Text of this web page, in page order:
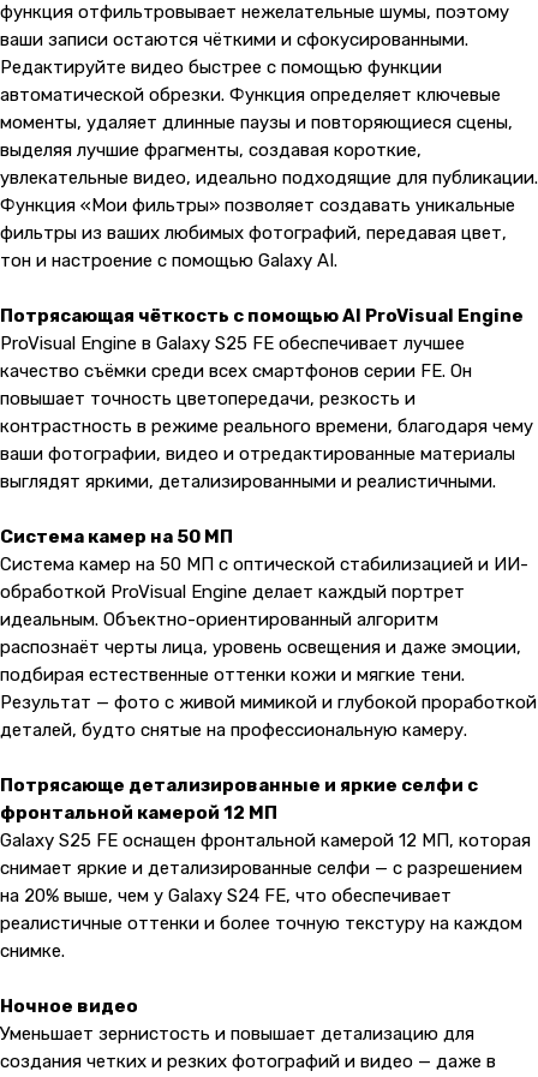
функция отфильтровывает нежелательные шумы, поэтому
ваши записи остаются чёткими и сфокусированными.
Редактируйте видео быстрее с помощью функции
автоматической обрезки. Функция определяет ключевые
моменты, удаляет длинные паузы и повторяющиеся сцены,
выделяя лучшие фрагменты, создавая короткие,
увлекательные видео, идеально подходящие для публикации.
Функция «Мои фильтры» позволяет создавать уникальные
фильтры из ваших любимых фотографий, передавая цвет,
тон и настроение с помощью Galaxy AI.
Потрясающая чёткость с помощью AI ProVisual Engine
ProVisual Engine в Galaxy S25 FE обеспечивает лучшее
качество съёмки среди всех смартфонов серии FE. Он
повышает точность цветопередачи, резкость и
контрастность в режиме реального времени, благодаря чему
ваши фотографии, видео и отредактированные материалы
выглядят яркими, детализированными и реалистичными.
Система камер на 50 МП
Система камер на 50 МП с оптической стабилизацией и ИИ-
обработкой ProVisual Engine делает каждый портрет
идеальным. Объектно-ориентированный алгоритм
распознаёт черты лица, уровень освещения и даже эмоции,
подбирая естественные оттенки кожи и мягкие тени.
Результат — фото с живой мимикой и глубокой проработкой
деталей, будто снятые на профессиональную камеру.
Потрясающе детализированные и яркие селфи с
фронтальной камерой 12 МП
Galaxy S25 FE оснащен фронтальной камерой 12 МП, которая
снимает яркие и детализированные селфи — с разрешением
на 20% выше, чем у Galaxy S24 FE, что обеспечивает
реалистичные оттенки и более точную текстуру на каждом
снимке.
Ночное видео
Уменьшает зернистость и повышает детализацию для
создания четких и резких фотографий и видео — даже в